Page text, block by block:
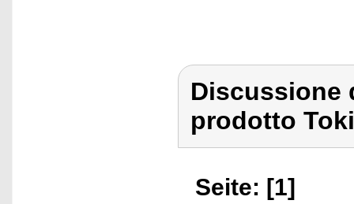
Discussione
prodotto
Seite: [1]